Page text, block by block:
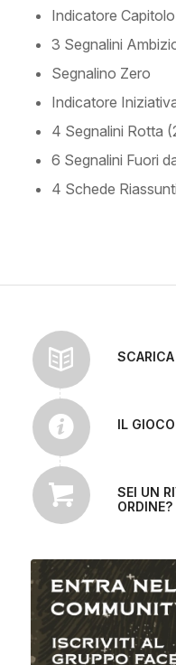
Indicatore Capitolo
3 Segnalini
Segnalino Zero
Indicatore
4 Segnalini Rotta
6 Segnalini Fuori
4 Schede
IL
SEI UN
ORDINE?